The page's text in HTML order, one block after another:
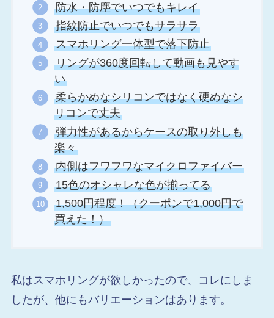
防水・防塵でいつでもキレイ
指紋防止でいつでもサラサラ
スマホリング一体型で落下防止
リングが360度回転して動画も見やす
い
柔らかめなシリコンではなく硬めなシ
リコンで丈夫
弾力性があるからケースの取り外しも
楽々
内側はフワフワなマイクロファイバー
15色のオシャレな色が揃ってる
1,500円程度！（クーポンで1,000円で
買えた！）
私はスマホリングが欲しかったので、コレにしま
したが、他にもバリエーションはあります。